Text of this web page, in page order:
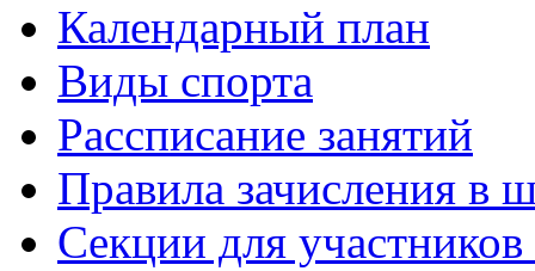
Календарный план
Виды спорта
Рассписание занятий
Правила зачисления в
Секции для